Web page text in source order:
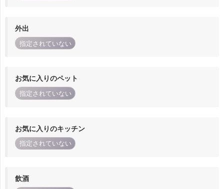
外出
指定されていない
お気に入りのペット
指定されていない
お気に入りのキッチン
指定されていない
飲酒